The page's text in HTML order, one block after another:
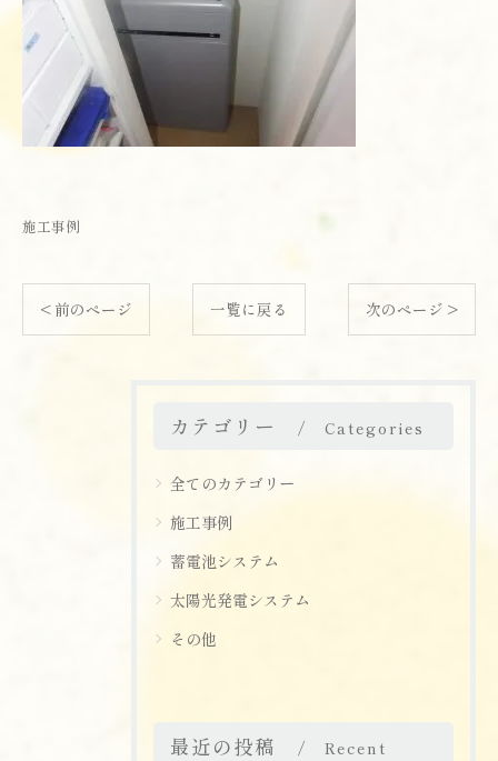
施工事例
< 前のページ 一覧に戻る 次のページ >
カテゴリー Categories
全てのカテゴリー
施工事例
蓄電池システム
太陽光発電システム
その他
最近の投稿
Recent